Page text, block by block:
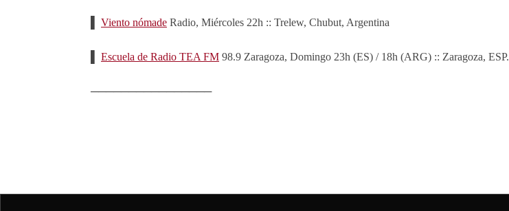
Viento nómade Radio, Miércoles 22h :: Trelew, Chubut, Argentina
Escuela de Radio TEA FM 98.9 Zaragoza, Domingo 23h (ES) / 18h (ARG) :: Zaragoza, ESP.
────────────────